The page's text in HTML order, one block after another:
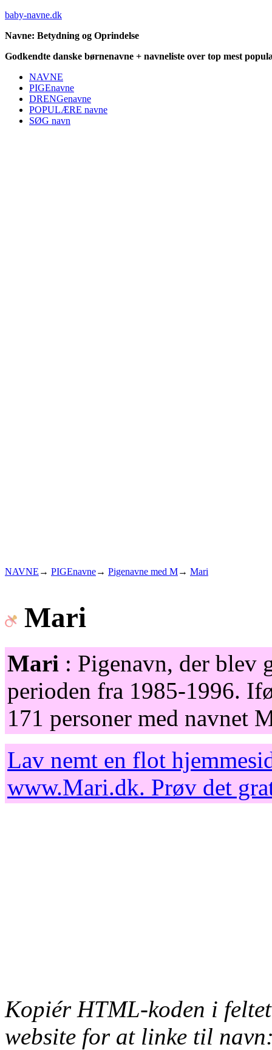
baby-navne.dk
Navne: Betydning og Oprindelse
Godkendte danske børnenavne + navneliste over top mest
NAVNE
PIGEnavne
DRENGenavne
POPULÆRE navne
SØG navn
NAVNE → PIGEnavne→ Pigenavne med M→ Mari
Mari
Mari : Pigenavn, der blev
perioden fra 1985-1996.
171 personer med navnet
Lav nemt en flot
www.Mari.dk. Prøv det
Kopiér HTML-koden i
website for at linke til